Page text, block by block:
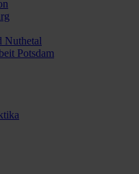
Nuthetal
Potsdam